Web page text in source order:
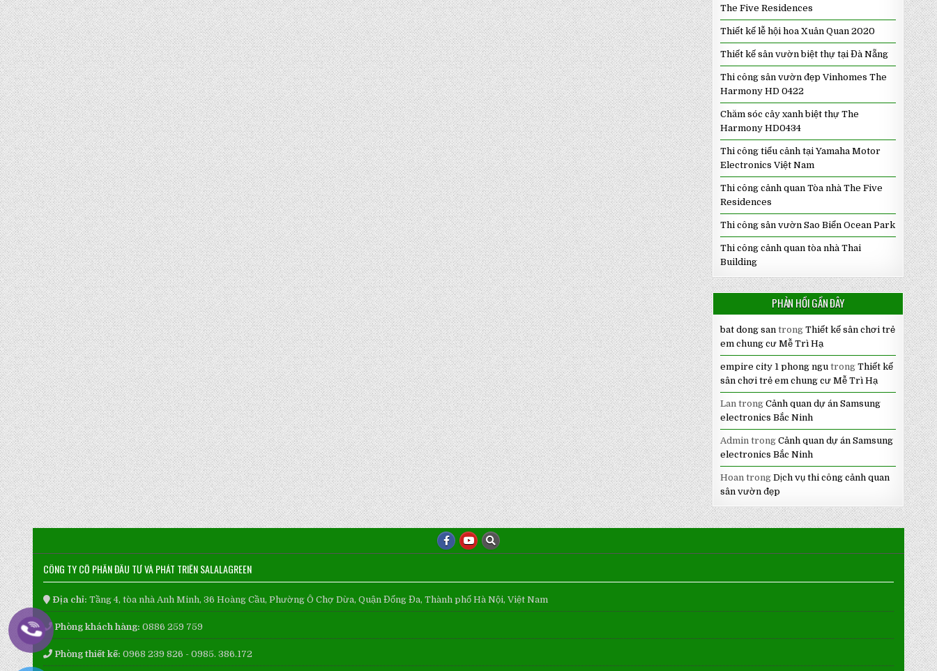
The Five Residences
Thiết kế lễ hội hoa Xuân Quan 2020
Thiết kế sân vườn biệt thự tại Đà Nẵng
Thi công sân vườn đẹp Vinhomes The
Harmony HD 0422
Chăm sóc cây xanh biệt thự The
Harmony HD0434
Thi công tiểu cảnh tại Yamaha Motor
Electronics Việt Nam
Thi công cảnh quan Tòa nhà The Five
Residences
Thi công sân vườn Sao Biển Ocean Park
Thi công cảnh quan tòa nhà Thai
Building
PHẢN HỒI GẦN ĐÂY
bat dong santrong Thiết kế sân chơi trẻ
em chung cư Mễ Trì Hạ
empire city 1 phong ngutrong Thiết kế
sân chơi trẻ em chung cư Mễ Trì Hạ
Lantrong Cảnh quan dự án Samsung
electronics Bắc Ninh
Admintrong Cảnh quan dự án Samsung
electronics Bắc Ninh
Hoantrong Dịch vụ thi công cảnh quan
sân vườn đẹp
CÔNG TY CỔ PHẦN ĐẦU TƯ VÀ PHÁT TRIỂN SALALAGREEN
Địa chỉ: Tầng 4, tòa nhà Anh Minh, 36 Hoàng Cầu, Phường Ô Chợ Dừa, Quận Đống Đa, Thành phố Hà Nội, Việt Nam
Phòng khách hàng: 0886 259 759
Phòng thiết kế: 0968 239 826 - 0985. 386.172